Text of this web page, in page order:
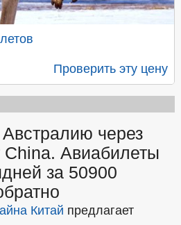
Проверить эту цену
через
Авиабилеты
за 50900
Китай предлагает